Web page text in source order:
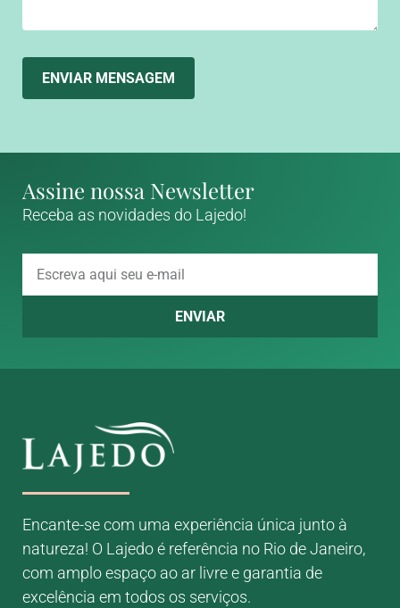
ENVIAR MENSAGEM
Assine nossa Newsletter
Receba as novidades do Lajedo!
ENVIAR
Encante-se com uma experiência única junto à
natureza! O Lajedo é referência no Rio de Janeiro,
com amplo espaço ao ar livre e garantia de
excelência em todos os serviços.